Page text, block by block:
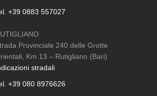
+39 0883 557027
Provinciale 240 delle Grotte
Km 13 – Rutigliano (Bari)
stradali
+39 080 8976626